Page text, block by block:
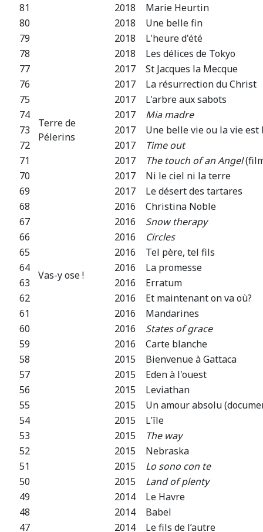
81
2018
Marie Heurtin
80
2018
Une belle fin
79
2018
L'heure d'été
78
2018
Les délices de Tokyo
77
Terre de
Pélerins
2017
St Jacques la Mecque
76
2017
La résurrection du Christ
75
2017
L'arbre aux sabots
74
2017
Mia madre
73
2017
Une belle vie ou la vie
72
2017
Time out
71
2017 The touch of an Angel
70
2017
Ni le ciel ni la terre
69
2017
Le désert des tartares
68
Vas-y ose !
2016
Christina Noble
67
2016
Snow therapy
66
2016
Circles
65
2016
Tel père, tel fils
64
2016
La promesse
63
2016
Erratum
62
2016
Et maintenant on va où?
61
2016
Mandarines
60
2016
States of grace
59
2016
Carte blanche
58
2015
Bienvenue à Gattaca
57
2015
Eden à l'ouest
56
2015
Leviathan
55
2015
Un amour absolu
54
2015
L'île
53
2015
The way
52
2015
Nebraska
51
2015
Lo sono con te
50
2015
Land of plenty
49
2014
Le Havre
48
2014
Babel
47
2014 Le fils de l’autre